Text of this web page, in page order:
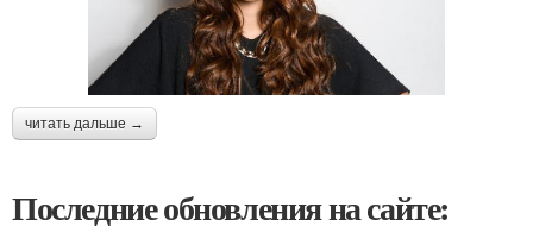
читать дальше →
Последние обновления на сайте: